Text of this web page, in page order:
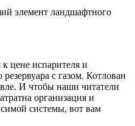
элемент ландшафтного
цене испарителя и
с газом. Котлован
И чтобы наши читатели
организация и
системы, вот вам